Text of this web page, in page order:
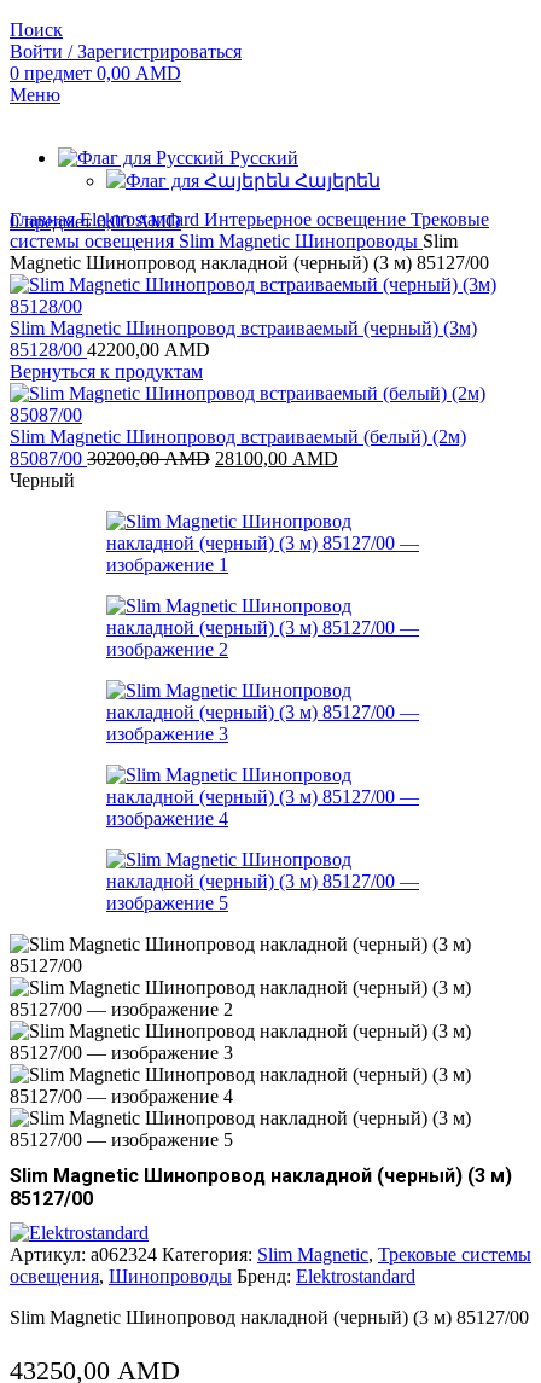
Поиск
Войти / Зарегистрироваться
0 предмет 0,00 AMD
Меню
Русский
Հայերեն
0предмет 0,00AMD
ГлавнаяElektrostandard Интерьерное освещение Трековые
системы освещения Slim Magnetic Шинопроводы Slim
Magnetic Шинопровод накладной (черный) (3 м) 85127/00
Slim Magnetic Шинопровод встраиваемый (черный) (3м)
85128/00 42200,00 AMD
Вернуться к продуктам
Slim Magnetic Шинопровод встраиваемый (белый) (2м)
85087/00 30200,00AMD Первоначальная
30200,00 AMD.
28100,00 AMD
Черный
Slim Magnetic Шинопровод накладной (черный) (3 м)
85127/00
Артикул: a062324 Категория: Slim Magnetic, Трековые системы
освещения, Шинопроводы Бренд: Elektrostandard
Slim Magnetic Шинопровод накладной (черный) (3 м) 85127/00
43250,00 AMD